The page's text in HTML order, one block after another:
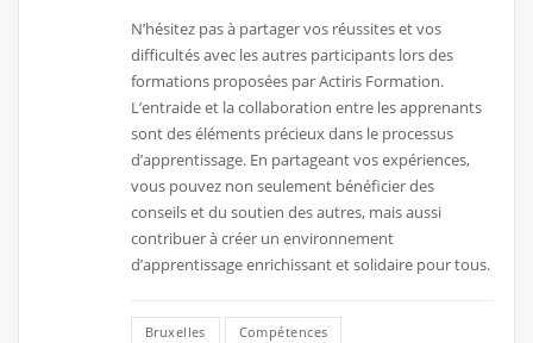
N’hésitez pas à partager vos réussites et vos
difficultés avec les autres participants lors des
formations proposées par Actiris Formation.
L’entraide et la collaboration entre les apprenants
sont des éléments précieux dans le processus
d’apprentissage. En partageant vos expériences,
vous pouvez non seulement bénéficier des
conseils et du soutien des autres, mais aussi
contribuer à créer un environnement
d’apprentissage enrichissant et solidaire pour tous.
Bruxelles Compétences